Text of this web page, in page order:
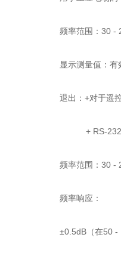
频率范围：30 -
显示测量值：有
退出：+对于遥
+ RS-232数
频率范围：30 -
频率响应：
±0.5dB（在50 -